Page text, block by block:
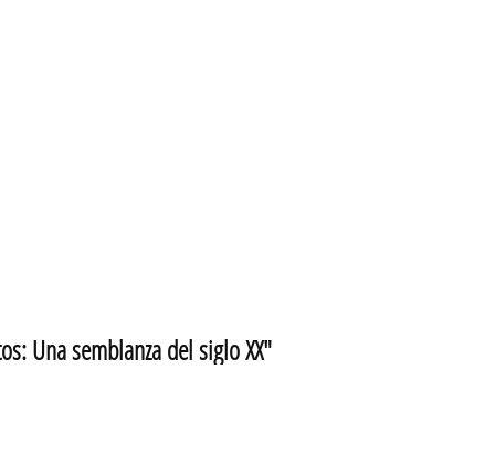
Una semblanza del siglo XX"